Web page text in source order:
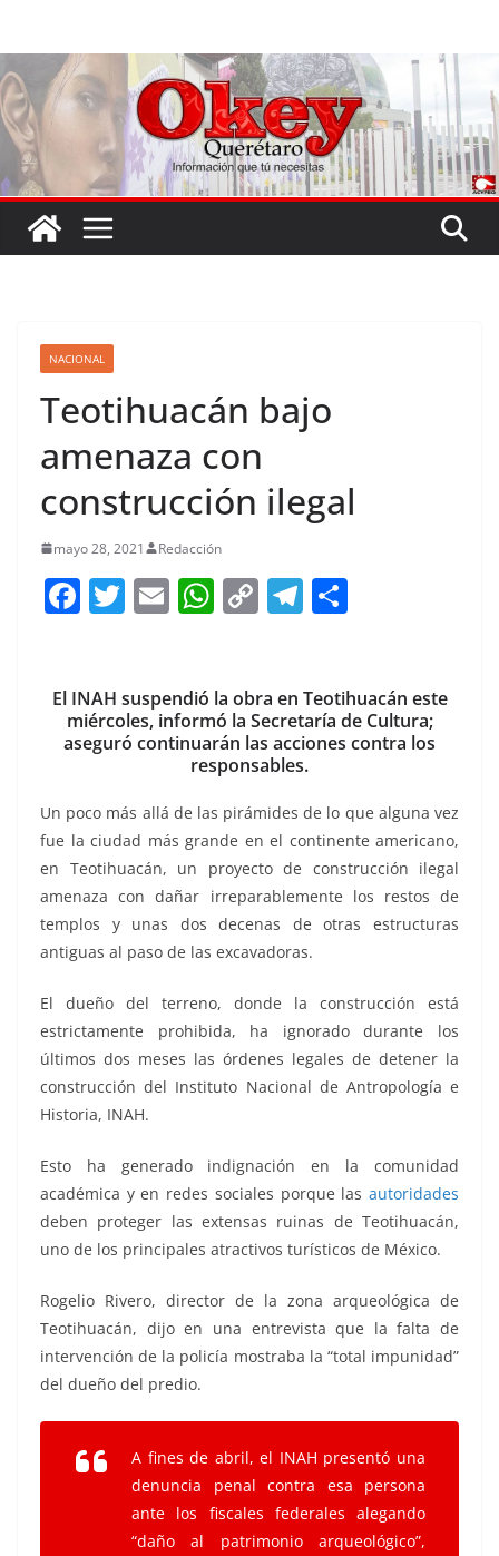
contenido
NACIONAL
Teotihuacán bajo
amenaza con
construcción ilegal
mayo 28, 2021 Redacción
F
e
b
o
k
T
er
E
l
W
s
A
p
p
C
y
Li
n
k
T
gr
a
m
e
El INAH suspendió la obra en Teotihuacán este
miércoles, informó la Secretaría de Cultura;
aseguró continuarán las acciones contra los
responsables.
Un poco más allá de las pirámides de lo que alguna vez
fue la ciudad más grande en el continente americano,
en Teotihuacán, un proyecto de construcción ilegal
amenaza con dañar irreparablemente los restos de
templos y unas dos decenas de otras estructuras
antiguas al paso de las excavadoras.
El dueño del terreno, donde la construcción está
estrictamente prohibida, ha ignorado durante los
últimos dos meses las órdenes legales de detener la
construcción del Instituto Nacional de Antropología e
Historia, INAH.
Esto ha generado indignación en la comunidad
académica y en redes sociales porque las autoridades
deben proteger las extensas ruinas de Teotihuacán,
uno de los principales atractivos turísticos de México.
Rogelio Rivero, director de la zona arqueológica de
Teotihuacán, dijo en una entrevista que la falta de
intervención de la policía mostraba la “total impunidad”
del dueño del predio.
A fines de abril, el INAH presentó una
denuncia penal contra esa persona
ante los fiscales federales alegando
“daño al patrimonio arqueológico”,